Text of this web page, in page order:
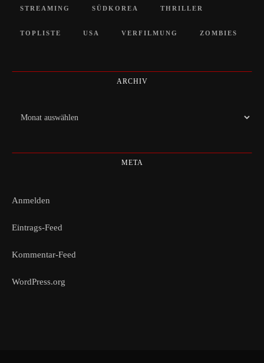
STREAMING SÜDKOREA THRILLER
TOPLISTE USA VERFILMUNG ZOMBIES
ARCHIV
Archiv
META
Anmelden
Eintrags-Feed
Kommentar-Feed
WordPress.org